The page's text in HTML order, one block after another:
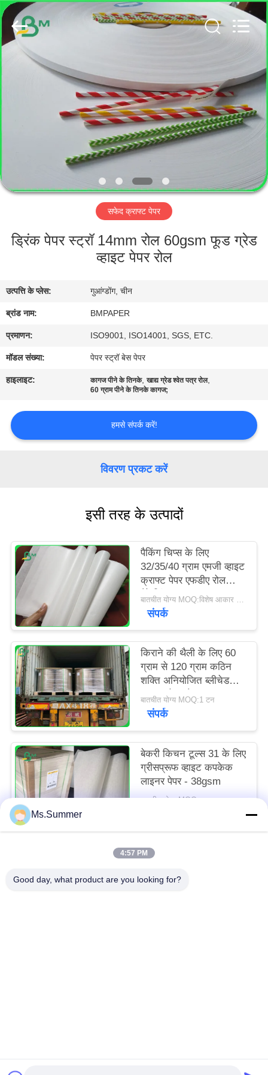
घर
उत्पादों
में
भ्रमण
नियंत्रण
संपर्क
करें
मामलों
GUANGZHOU
BMPAPER
CO.,
LTD..
Rights
Reserved.
सफेद क्राफ्ट पेपर
ड्रिंक पेपर स्ट्रॉ 14mm रोल 60gsm फूड ग्रेड
व्हाइट पेपर रोल
उत्पत्ति के प्लेस: गुआंग्डोंग, चीन
ब्रांड नाम: BMPAPER
प्रमाणन: ISO9001, ISO14001, SGS, ETC.
मॉडल संख्या: पेपर स्ट्रॉ बेस पेपर
हाइलाइट: कागज पीने के तिनके,खाद्य ग्रेड श्वेत पत्र रोल,
60 ग्राम पीने के तिनके कागज;
हमसे संपर्क करें!
विवरण प्रकट करें
इसी तरह के उत्पादों
पैकिंग चिप्स के लिए
32/35/40 ग्राम एमजी व्हाइट
क्राफ्ट पेपर एफडीए रोल
पैकेजिंग
बातचीत योग्य MOQ:विशेष आकार के लिए 1 टन
संपर्क
किराने की थैली के लिए 60
ग्राम से 120 ग्राम कठिन
शक्ति अनियोजित ब्लीचेड
क्राफ्ट पेपर रोल
बातचीत योग्य MOQ:1 टन
संपर्क
बेकरी किचन टूल्स 31 के लिए
ग्रीसप्रूफ व्हाइट कपकेक
लाइनर पेपर - 38gsm
बातचीत योग्य MOQ:सामान्य आकार के लिए 1 टन और विशेष आकार के लिए 10 टन
लोकप्रिय श्रेणियां
Ms.Summer
4:57 PM
Good day, what product are you looking for?